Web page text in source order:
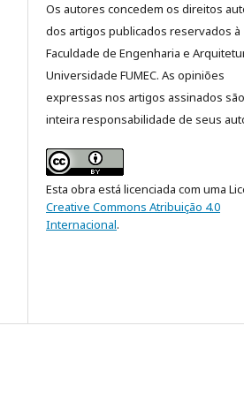
Os autores concedem os direitos
dos artigos publicados reservados à
Faculdade de Engenharia e
Universidade FUMEC. As opiniões
expressas nos artigos assinados
inteira responsabilidade de seus
Esta obra está licenciada com uma
Creative Commons Atribuição 4.0
Internacional.